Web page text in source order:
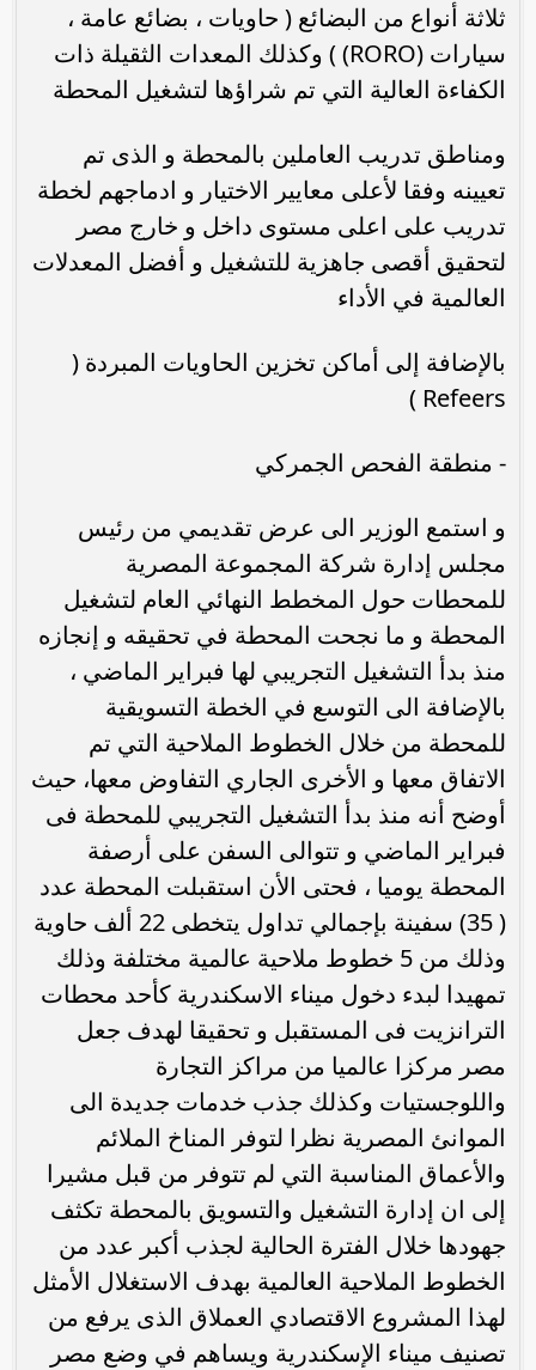
ثلاثة أنواع من البضائع ( حاويات ، بضائع عامة ،
سيارات (RORO) ) وكذلك المعدات الثقيلة ذات
الكفاءة العالية التي تم شراؤها لتشغيل المحطة
ومناطق تدريب العاملين بالمحطة و الذى تم
تعيينه وفقا لأعلى معايير الاختيار و ادماجهم لخطة
تدريب على اعلى مستوى داخل و خارج مصر
لتحقيق أقصى جاهزية للتشغيل و أفضل المعدلات
العالمية في الأداء
بالإضافة إلى أماكن تخزين الحاويات المبردة (
Refeers )
- منطقة الفحص الجمركي
و استمع الوزير الى عرض تقديمي من رئيس
مجلس إدارة شركة المجموعة المصرية
للمحطات حول المخطط النهائي العام لتشغيل
المحطة و ما نجحت المحطة في تحقيقه و إنجازه
منذ بدأ التشغيل التجريبي لها فبراير الماضي ،
بالإضافة الى التوسع في الخطة التسويقية
للمحطة من خلال الخطوط الملاحية التي تم
الاتفاق معها و الأخرى الجاري التفاوض معها، حيث
أوضح أنه منذ بدأ التشغيل التجريبي للمحطة فى
فبراير الماضي و تتوالى السفن على أرصفة
المحطة يوميا ، فحتى الأن استقبلت المحطة عدد
( 35) سفينة بإجمالي تداول يتخطى 22 ألف حاوية
وذلك من 5 خطوط ملاحية عالمية مختلفة وذلك
تمهيدا لبدء دخول ميناء الاسكندرية كأحد محطات
الترانزيت فى المستقبل و تحقيقا لهدف جعل
مصر مركزا عالميا من مراكز التجارة
واللوجستيات وكذلك جذب خدمات جديدة الى
الموانئ المصرية نظرا لتوفر المناخ الملائم
والأعماق المناسبة التي لم تتوفر من قبل مشيرا
إلى ان إدارة التشغيل والتسويق بالمحطة تكثف
جهودها خلال الفترة الحالية لجذب أكبر عدد من
الخطوط الملاحية العالمية بهدف الاستغلال الأمثل
لهذا المشروع الاقتصادي العملاق الذى يرفع من
تصنيف ميناء الإسكندرية ويساهم في وضع مصر